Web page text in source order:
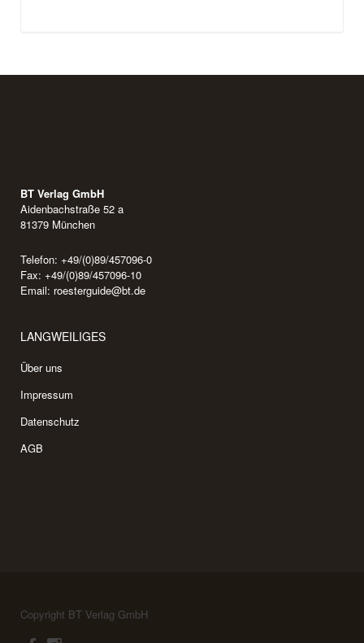
BT Verlag GmbH
Aidenbachstraße 52 a
81379 München
Telefon: +49/(0)89/457096-0
Fax: +49/(0)89/457096-10
Email: roesterguide@bt.de
LANGWEILIGES
Über uns
Impressum
Datenschutz
AGB
Copyright BT Verlag GmbH